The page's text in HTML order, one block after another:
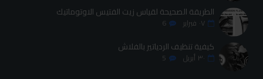
الطريقة الصحيحة لقياس زيت الفتيس الاوتوماتيك
٠٧ فبراير 6
كيفية تنظيف الردياتير بالفلاش
٣٠ أبريل 5